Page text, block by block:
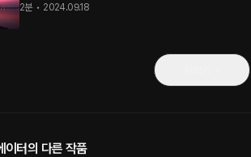
2분 • 2024.09.18
이터의 다른 작품